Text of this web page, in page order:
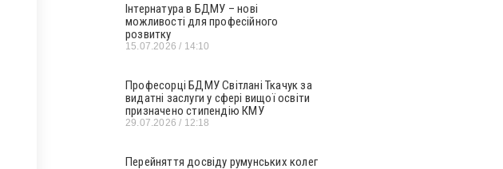
Інтернатура в БДМУ – нові
можливості для професійного
розвитку
15.07.2026 14:10
Професорці БДМУ Світлані Ткачук за
видатні заслуги у сфері вищої освіти
призначено стипендію КМУ
29.07.2026 12:18
Перейняття досвіду румунських колег